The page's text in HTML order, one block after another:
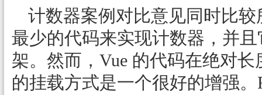
计数器案例对比意见同时比较
最少的代码来实现计数器，并
架。然而，Vue 的代码在绝对
的挂载方式是一个很好的增强